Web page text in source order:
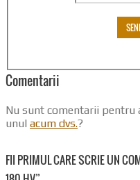
Comentarii
Nu sunt comentarii pentru
unul acum dvs.?
FII PRIMUL CARE SCRIE UN